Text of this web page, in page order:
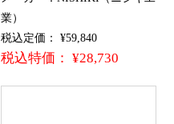
業）
税込定価： ¥59,840
税込特価： ¥28,730